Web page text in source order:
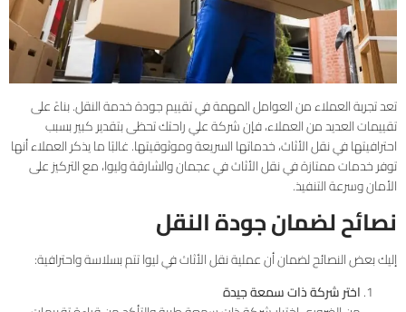
تعد تجربة العملاء من العوامل المهمة في تقييم جودة خدمة النقل. بناءً على
تقييمات العديد من العملاء، فإن شركة علي راحتك تحظى بتقدير كبير بسبب
احترافيتها في نقل الأثاث، خدماتها السريعة وموثوقيتها. غالبًا ما يذكر العملاء أنها
توفر خدمات ممتازة في نقل الأثاث في عجمان والشارقة وليوا، مع التركيز على
الأمان وسرعة التنفيذ.
نصائح لضمان جودة النقل
إليك بعض النصائح لضمان أن عملية نقل الأثاث في ليوا تتم بسلاسة واحترافية:
اختر شركة ذات سمعة جيدة